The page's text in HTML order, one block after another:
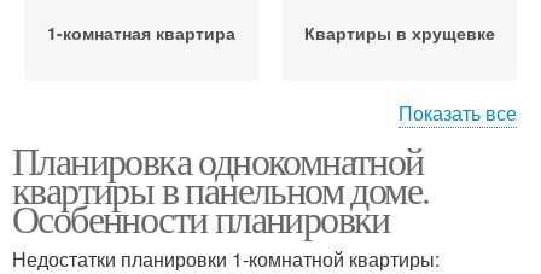
1-комнатная квартира Квартиры в хрущевке
Квартира в студию
Квартиры в
пятиэтажном доме
Показать все
Планировка однокомнатной
квартиры в панельном доме.
Особенности планировки
Недостатки планировки 1-комнатной квартиры: